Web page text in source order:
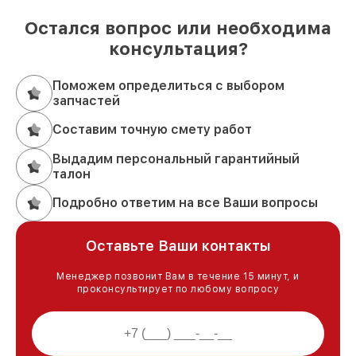
Остался вопрос или необходима
консультация?
Поможем определиться с выбором
запчастей
Составим точную смету работ
Выдадим персональный гарантийный
талон
Подробно ответим на все Ваши вопросы
Оставьте Ваши контакты
Менеджер позвонит Вам в течение 15 минут, и
проконсультирует по любому вопросу